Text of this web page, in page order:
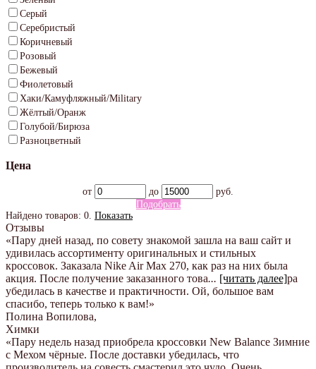
Серый
Серебристый
Коричневый
Розовый
Бежевый
Фиолетовый
Хаки/Камуфляжный/Military
Жёлтый/Оранж
Голубой/Бирюза
Разноцветный
Цена
от до
руб.
Подобрать
Найдено товаров: 0. Показать
Отзывы
«Пару дней назад, по совету знакомой зашла на ваш сайт и
удивилась ассортименту оригинальных и стильных
кроссовок. Заказала Nike Air Max 270, как раз на них была
акция. После получение заказанного това... [читать далее]ра
убедилась в качестве и практичности. Ой, большое вам
спасибо, теперь только к вам!»
Полина Вопилова,
Химки
«Пару недель назад приобрела кроссовки New Balance Зимние
с Мехом чёрные. После доставки убедилась, что